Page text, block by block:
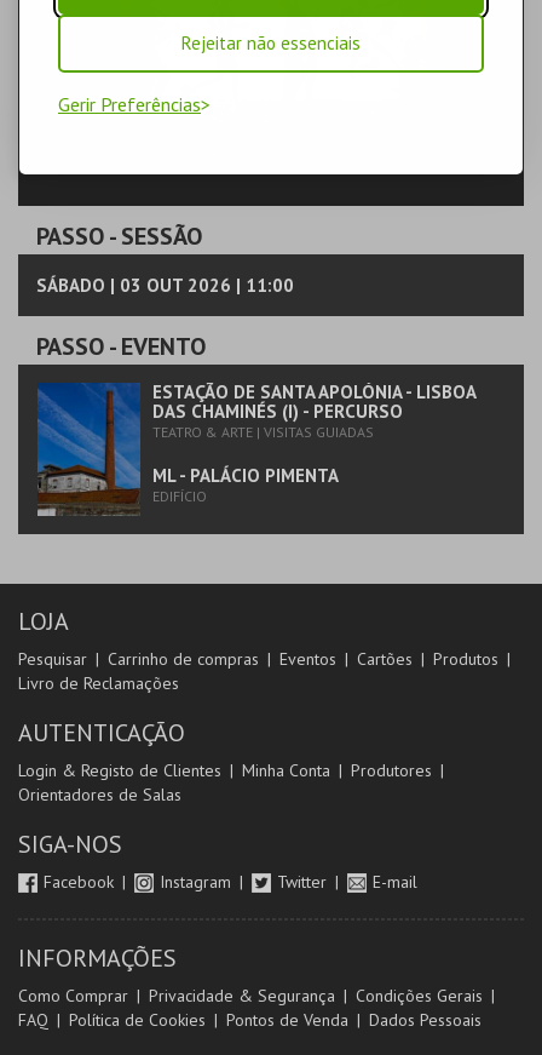
Rejeitar não essenciais
Gerir Preferências
PASSO- SESSÃO
SÁBADO | 03 OUT 2026 | 11:00
PASSO- EVENTO
ESTAÇÃO DE SANTA APOLÓNIA - LISBOA
DAS CHAMINÉS (I) - PERCURSO
TEATRO & ARTE | VISITAS GUIADAS
ML - PALÁCIO PIMENTA
EDIFÍCIO
LOJA
Pesquisar Carrinho de compras Eventos Cartões
Produtos
Livro de Reclamações
AUTENTICAÇÃO
Login & Registo de Clientes Minha Conta
Produtores
Orientadores de Salas
SIGA-NOS
Facebook Instagram Twitter E-mail
INFORMAÇÕES
Como Comprar Privacidade & Segurança
Condições Gerais
FAQ
Política de Cookies Pontos de Venda Dados Pessoais